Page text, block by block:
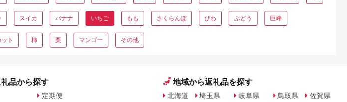
スイカ バナナ いちご もも さくらんぼ びわ ぶどう 巨峰
ト 柿 栗 マンゴー その他
品から探す
定期便
地域から返礼品を探す
北海道
埼玉県
岐阜県
鳥取県
佐賀県